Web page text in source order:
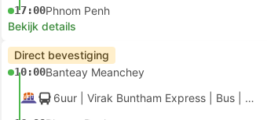
17:00Phnom Penh
Bekijk details
Direct bevestiging
10:00Banteay Meanchey
6uur | Virak Buntham Express Bus